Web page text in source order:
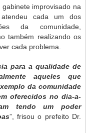
improvisado na
cada um dos
da comunidade,
também realizando os
cada problema.
para a qualidade de
aqueles que
da comunidade
oferecidos no dia-a-
tendo um poder
”, frisou o prefeito Dr.